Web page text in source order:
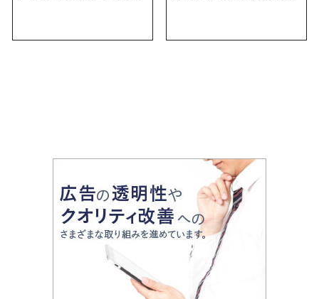
お土産・ばらまき用ま